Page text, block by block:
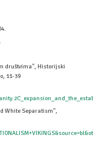
društvima'', Historijski
11-39
White Separatism'',